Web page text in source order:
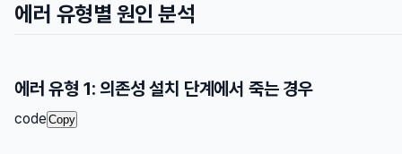
에러 유형별 원인 분석
에러 유형 1: 의존성 설치 단계에서 죽는 경우
code Copy